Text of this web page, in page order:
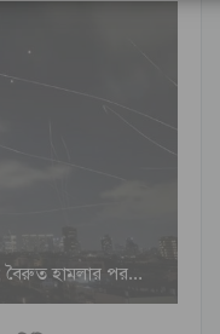
বৈরুত হামলার পর…